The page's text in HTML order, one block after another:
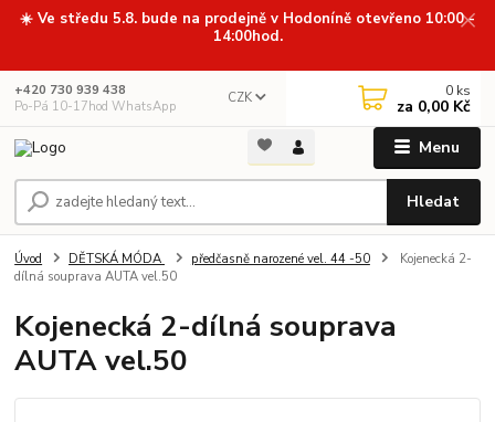
☀️ Ve středu 5.8. bude na prodejně v Hodoníně otevřeno 10:00 -
14:00hod.
Menu
CZK
Hledat
+420 730 939 438
Po-Pá 10-17hod WhatsApp
0 ks
za 0,00 Kč
Úvod DĚTSKÁ MÓDA předčasně narozené vel. 44 -50
Kojenecká 2-
dílná souprava AUTA vel.50
Kojenecká 2-dílná souprava
AUTA vel.50